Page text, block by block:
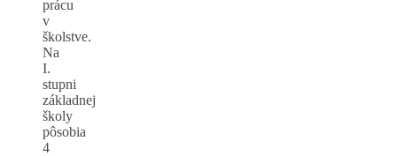
prácu
v
školstve.
Na
I.
stupni
základnej
školy
pôsobia
4